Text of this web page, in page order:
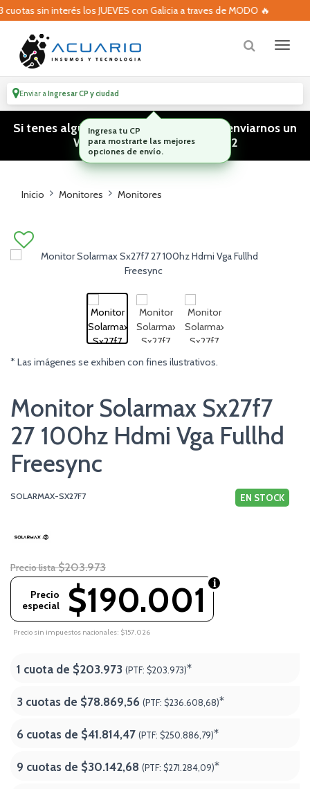
sin interés los JUEVES con Galicia a traves de MODO 🔥
Enviar aIngresar CP y ciudad
Si tenes algún tipo de consulta podes enviarnos un
WhatsApp! (011) 15 5386 3812
Inicio Monitores Monitores
* Las imágenes se exhiben con fines ilustrativos.
Monitor Solarmax Sx27f7
27 100hz Hdmi Vga Fullhd
Freesync
SOLARMAX-SX27F7 EN STOCK
Precio lista $203.973
$190.001
Precio
especial
Precio sin impuestos nacionales: $157.026
1 cuota de $203.973 (PTF: $203.973)*
3 cuotas de $78.869,56 (PTF: $236.608,68)*
6 cuotas de $41.814,47 (PTF: $250.886,79)*
9 cuotas de $30.142,68 (PTF: $271.284,09)*